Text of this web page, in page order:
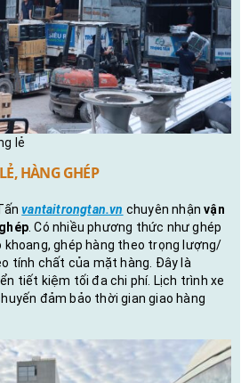
lẻ
HÀNG GHÉP
vantaitrongtan.vn chuyên nhậnvận
. Có nhiều phương thức như ghép
khoang, ghép hàng theo trọng lượng/
tính chất của mặt hàng. Đây là
tiết kiệm tối đa chi phí. Lịch trình xe
đảm bảo thời gian giao hàng